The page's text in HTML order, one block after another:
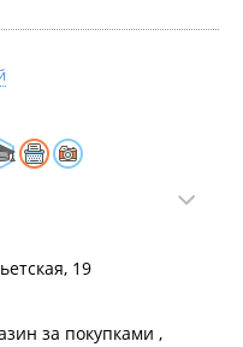
19
за покупками ,